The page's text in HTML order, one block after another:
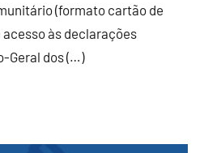
(formato cartão de
às declarações
Geral dos (…)